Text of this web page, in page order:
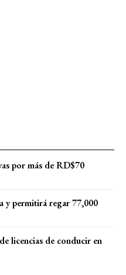
por más de RD$70
y permitirá regar 77,000
licencias de conducir en